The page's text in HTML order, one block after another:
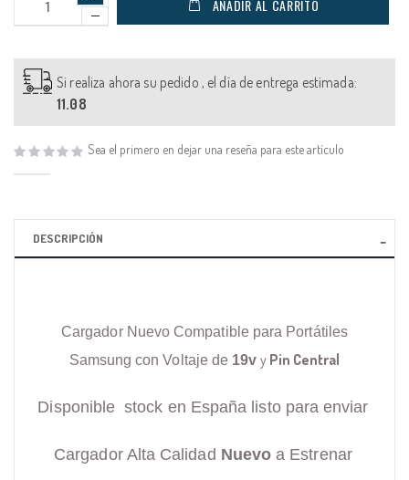
AÑADIR AL CARRITO
Si realiza ahora su pedido , el día de entrega estimada:
11.08
Sea el primero en dejar una reseña para este artículo
DESCRIPCIÓN
Cargador Nuevo Compatible para Portátiles
Samsung con Voltaje de 19v y Pin Central
Disponible stock en España listo para enviar
Cargador Alta Calidad Nuevo a Estrenar